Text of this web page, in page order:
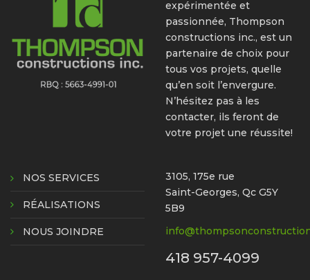
expérimentée et
passionnée, Thompson
constructions inc., est un
partenaire de choix pour
tous vos projets, quelle
qu’en soit l’envergure.
N’hésitez pas à les
contacter, ils feront de
votre projet une réussite!
NOS SERVICES
RÉALISATIONS
NOUS JOINDRE
3105, 175e rue
Saint-Georges, Qc G5Y
5B9
418 957-4099